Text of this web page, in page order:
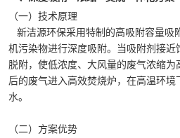
（一）技术原理
新洁源环保采用特制的高吸附容量吸
机污染物进行深度吸附。当吸附剂接
脱附，使低浓度、大风量的废气浓缩
后的废气进入高效焚烧炉，在高温环
水。
（二）方案优势